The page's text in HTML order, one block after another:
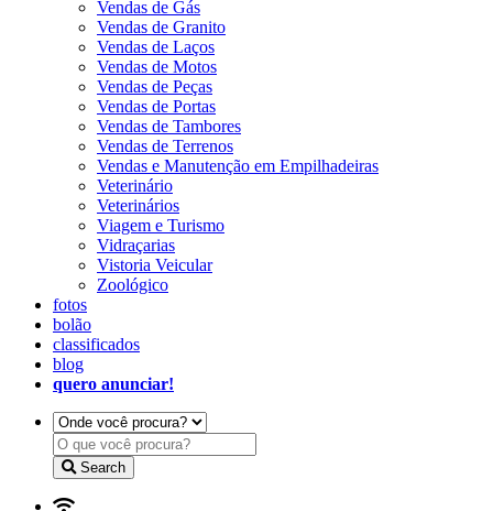
Vendas de Gás
Vendas de Granito
Vendas de Laços
Vendas de Motos
Vendas de Peças
Vendas de Portas
Vendas de Tambores
Vendas de Terrenos
Vendas e Manutenção em Empilhadeiras
Veterinário
Veterinários
Viagem e Turismo
Vidraçarias
Vistoria Veicular
Zoológico
fotos
bolão
classificados
blog
quero anunciar!
Search